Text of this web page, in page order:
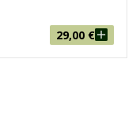
29,00 €